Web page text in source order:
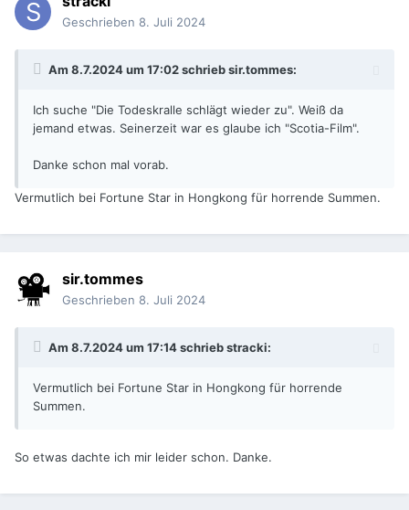
Geschrieben 8. Juli 2024
Am 8.7.2024 um 17:02 schriebsir.tommes:
Ich suche "Die Todeskralle schlägt wieder zu". Weiß da
jemand etwas. Seinerzeit war es glaube ich "Scotia-Film".
Danke schon mal vorab.
Vermutlich bei Fortune Star in Hongkong für horrende Summen.
sir.tommes
Geschrieben 8. Juli 2024
Am 8.7.2024 um 17:14 schriebstracki:
Vermutlich bei Fortune Star in Hongkong für horrende
Summen.
So etwas dachte ich mir leider schon. Danke.